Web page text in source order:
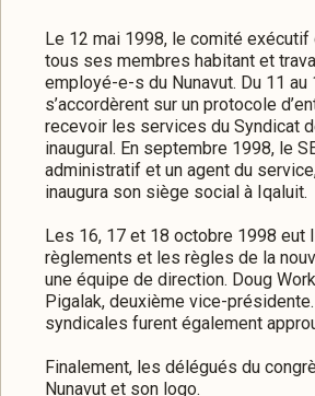
Le 12 mai 1998, le comité exécutif
tous ses membres habitant et
employé-e-s du Nunavut. Du 11
s’accordèrent sur un protocole
recevoir les services du Syndicat
inaugural. En septembre 1998, le
administratif et un agent du
inaugura son siège social à Iqaluit.
Les 16, 17 et 18 octobre 1998 eut
règlements et les règles de la
une équipe de direction. Doug
Pigalak, deuxième vice-
syndicales furent également
Finalement, les délégués du
Nunavut et son logo.